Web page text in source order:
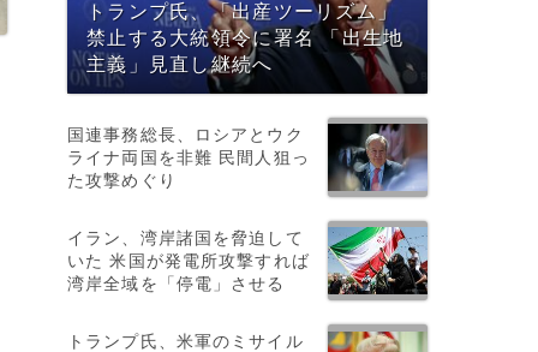
トランプ氏、「出産ツーリズム」
禁止する大統領令に署名 「出生地
主義」見直し継続へ
国連事務総長、ロシアとウク
ライナ両国を非難 民間人狙っ
た攻撃めぐり
イラン、湾岸諸国を脅迫して
いた 米国が発電所攻撃すれば
湾岸全域を「停電」させる
トランプ氏、米軍のミサイル